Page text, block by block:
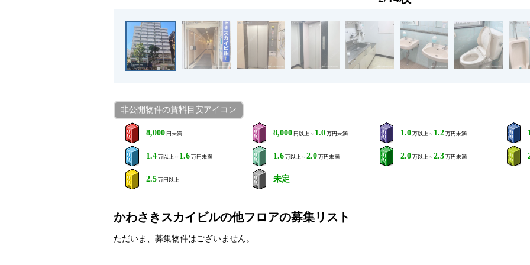
非公開物件の賃料目安アイコン
8,000 円未満 8,000 円以上～ 1.0 万円未満 1.0 万以上～ 1.2 万円未満
1.4 万以上～ 1.6 万円未満 1.6 万以上～ 2.0 万円未満 2.0 万以上～ 2.3 万円未満
2.5 万円以上 未定
かわさきスカイビルの他フロアの募集リスト
ただいま、募集物件はございません。